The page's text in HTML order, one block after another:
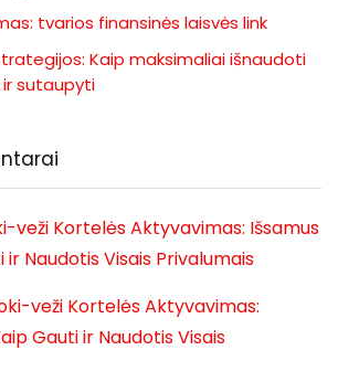
tvarios finansinės laisvės link
Kaip maksimaliai išnaudoti
ir sutaupyti
veži Kortelės Aktyvavimas: Išsamus
ir Naudotis Visais Privalumais
veži Kortelės Aktyvavimas:
Gauti ir Naudotis Visais